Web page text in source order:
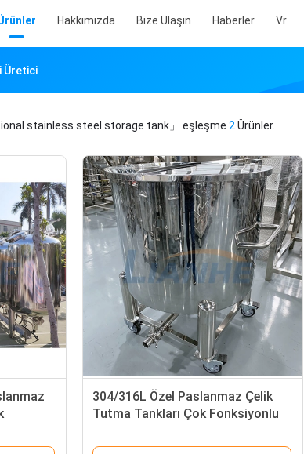
Hakkımızda Bize Ulaşın Haberler Vr
Üretici
stainless steel storage tank」 eşleşme 2 Ürünler.
304/316L Özel Paslanmaz Çelik
Tutma Tankları Çok Fonksiyonlu